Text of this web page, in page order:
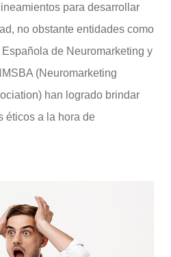
para desarrollar
no obstante entidades como
de Neuromarketing y
(Neuromarketing
han logrado brindar
éticos a la hora de